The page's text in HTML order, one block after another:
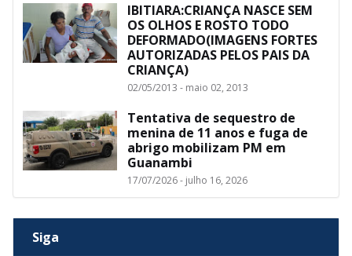
IBITIARA:CRIANÇA NASCE SEM
OS OLHOS E ROSTO TODO
DEFORMADO(IMAGENS FORTES
AUTORIZADAS PELOS PAIS DA
CRIANÇA)
02/05/2013 - maio 02, 2013
Tentativa de sequestro de
menina de 11 anos e fuga de
abrigo mobilizam PM em
Guanambi
17/07/2026 - julho 16, 2026
Siga